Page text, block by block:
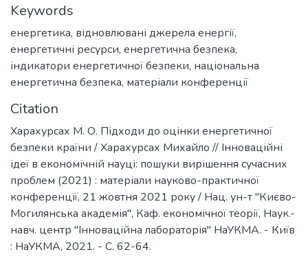
Keywords
енергетика, відновлювані джерела енергії,
енергетичні ресурси, енергетична безпека,
індикатори енергетичної безпеки, національна
енергетична безпека, матеріали конференції
Citation
Харахурсах М. О. Підходи до оцінки енергетичної
безпеки країни / Харахурсах Михайло // Інноваційні
ідеї в економічній науці: пошуки вирішення сучасних
проблем (2021) : матеріали науково-практичної
конференції, 21 жовтня 2021 року / Нац. ун-т "Києво-
Могилянська академія", Каф. економічної теорії, Наук.-
навч. центр "Інноваційна лабораторія" НаУКМА. - Київ
: НаУКМА, 2021. - С. 62-64.